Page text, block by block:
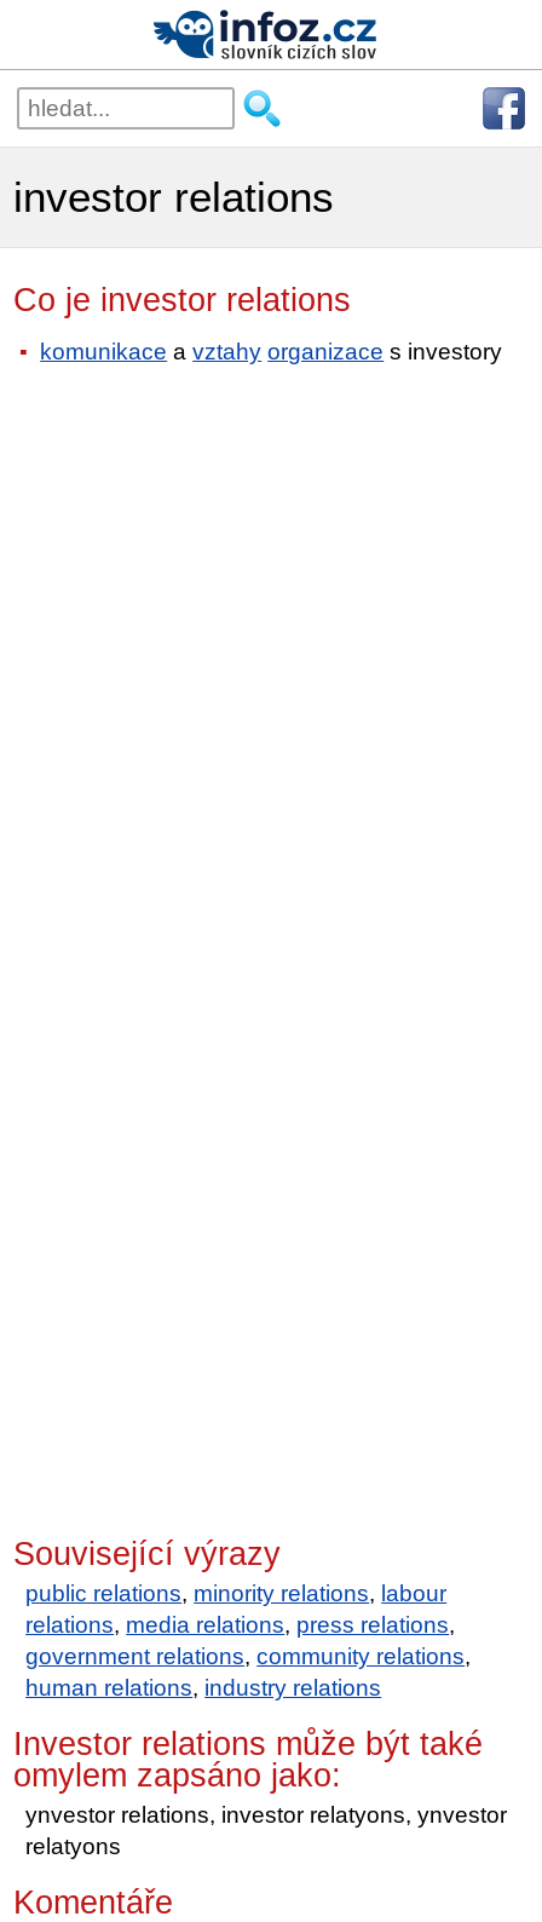
investor relations
Co je investor relations
komunikace avztahy organizace s investory
Související výrazy
public relations, minority relations, labour
relations, media relations, press relations,
government relations,community relations,
human relations, industry relations
Investor relations může být také
omylem zapsáno jako:
ynvestor relations, investor relatyons, ynvestor
relatyons
Komentáře